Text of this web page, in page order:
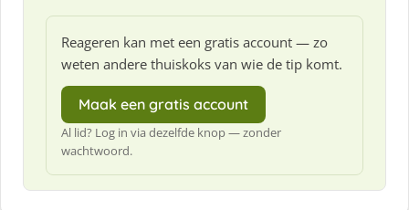
Reageren kan met een gratis account — zo
weten andere thuiskoks van wie de tip komt.
Maak een gratis account
Al lid? Log in via dezelfde knop — zonder
wachtwoord.